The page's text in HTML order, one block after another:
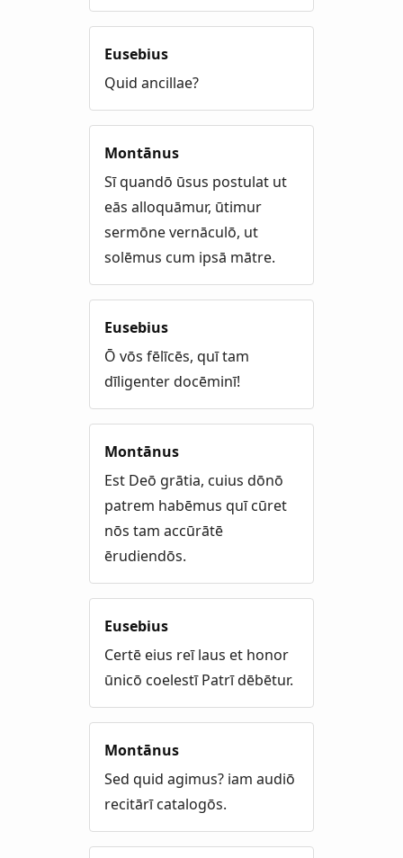
Eusebius
Quid ancillae?
Montānus
Sī quandō ūsus postulat ut
eās alloquāmur, ūtimur
sermōne vernāculō, ut
solēmus cum ipsā mātre.
Eusebius
Ō vōs fēlīcēs, quī tam
dīligenter docēminī!
Montānus
Est Deō grātia, cuius dōnō
patrem habēmus quī cūret
nōs tam accūrātē
ērudiendōs.
Eusebius
Certē eius reī laus et honor
ūnicō coelestī Patrī dēbētur.
Montānus
Sed quid agimus? iam audiō
recitārī catalogōs.